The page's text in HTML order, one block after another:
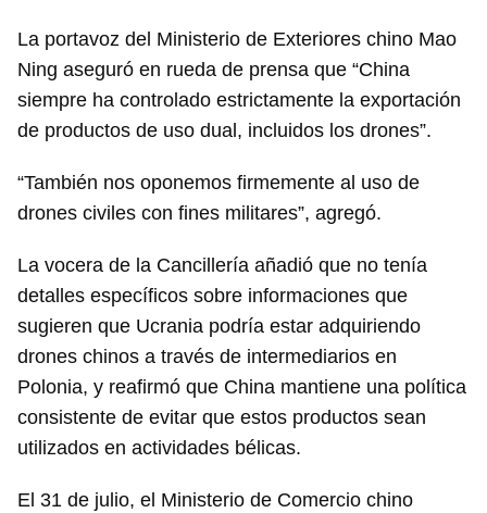
La portavoz del Ministerio de Exteriores chino Mao
Ning aseguró en rueda de prensa que “China
siempre ha controlado estrictamente la exportación
de productos de uso dual, incluidos los drones”.
“También nos oponemos firmemente al uso de
drones civiles con fines militares”, agregó.
La vocera de la Cancillería añadió que no tenía
detalles específicos sobre informaciones que
sugieren que Ucrania podría estar adquiriendo
drones chinos a través de intermediarios en
Polonia, y reafirmó que China mantiene una política
consistente de evitar que estos productos sean
utilizados en actividades bélicas.
El 31 de julio, el Ministerio de Comercio chino